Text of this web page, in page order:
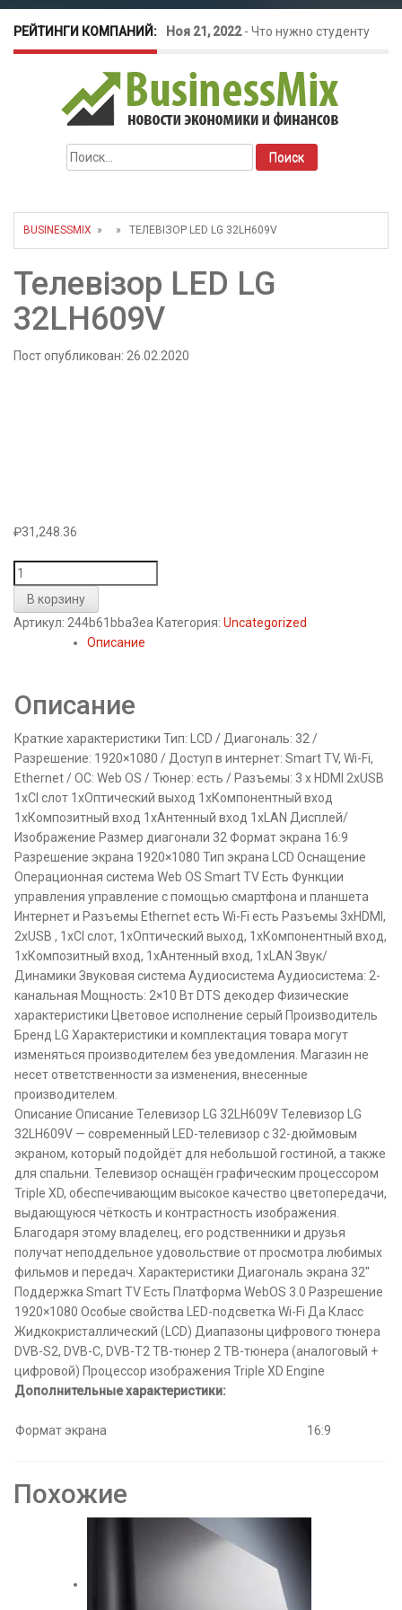
РЕЙТИНГИ КОМПАНИЙ: Ноя 21, 2022- Что нужно студенту
для открытия бизнеса?
Окт 26, 2022-Телефония для
amoCRM: лучшие инструменты для
бизнеса
Найти:
BUSINESSMIX » » ТЕЛЕВІЗОР LED LG 32LH609V
Телевізор LED LG
32LH609V
Пост опубликован: 26.02.2020
₽31,248.36
Количество
товара
Телевізор
LED
В корзину
Артикул: 244b61bba3ea Категория: Uncategorized
Описание
Описание
Краткие характеристики Тип: LCD / Диагональ: 32 /
Разрешение: 1920×1080 / Доступ в интернет: Smart TV, Wi-Fi,
Ethernet / ОС: Web OS / Тюнер: есть / Разъемы: 3 x HDMI 2xUSB
1xCI слот 1xОптический выход 1xКомпонентный вход
1xКомпозитный вход 1xАнтенный вход 1xLAN Дисплей/
Изображение Размер диагонали 32 Формат экрана 16:9
Разрешение экрана 1920×1080 Тип экрана LСD Оснащение
Операционная система Web OS Smart TV Есть Функции
управления управление с помощью смартфона и планшета
Интернет и Разъемы Ethernet есть Wi-Fi есть Разъемы 3xHDMI,
2xUSB , 1xCI слот, 1xОптический выход, 1xКомпонентный вход,
1xКомпозитный вход, 1xАнтенный вход, 1xLAN Звук/
Динамики Звуковая система Аудиосистема Аудиосистема: 2-
канальная Мощность: 2×10 Вт DTS декодер Физические
характеристики Цветовое исполнение серый Производитель
Бренд LG Характеристики и комплектация товара могут
изменяться производителем без уведомления. Магазин не
несет ответственности за изменения, внесенные
производителем.
Описание Описание Телевизор LG 32LH609V Телевизор LG
32LH609V — современный LED-телевизор с 32-дюймовым
экраном, который подойдёт для небольшой гостиной, а также
для спальни. Телевизор оснащён графическим процессором
Triple XD, обеспечивающим высокое качество цветопередачи,
выдающуюся чёткость и контрастность изображения.
Благодаря этому владелец, его родственники и друзья
получат неподдельное удовольствие от просмотра любимых
фильмов и передач. Характеристики Диагональ экрана 32″
Поддержка Smart TV Есть Платформа WebOS 3.0 Разрешение
1920×1080 Особые свойства LED-подсветка Wi-Fi Да Класс
Жидкокристаллический (LCD) Диапазоны цифрового тюнера
DVB-S2, DVB-C, DVB-T2 ТВ-тюнер 2 ТВ-тюнера (аналоговый +
цифровой) Процессор изображения Triple XD Engine
Дополнительные характеристики:
Формат экрана 16:9
Похожие